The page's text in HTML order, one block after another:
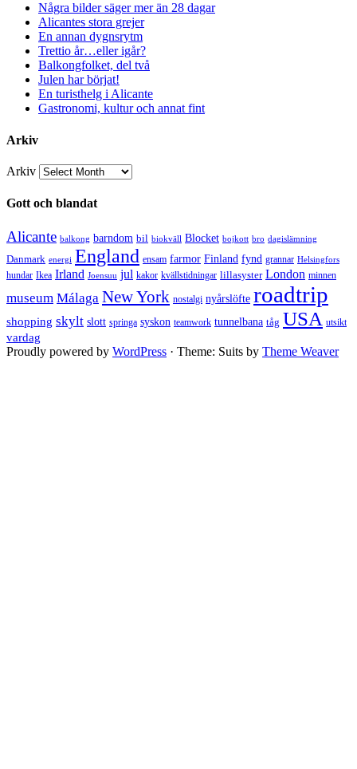
Några bilder säger mer än 28 dagar
Alicantes stora grejer
En annan dygnsrytm
Trettio år…eller igår?
Balkongfolket, del två
Julen har börjat!
En turisthelg i Alicante
Gastronomi, kultur och annat fint
Arkiv
Arkiv
Gott och blandat
Alicante balkong barndom bil biokväll Blocket bojkott bro dagislämning
Danmark energi England ensam farmor Finland fynd grannar Helsingfors
hundar Ikea Irland Joensuu jul kakor kvällstidningar lillasyster London minnen
museum Málaga New York nostalgi nyårslöfte roadtrip
shopping skylt slott springa syskon teamwork tunnelbana tåg USA utsikt
vardag
Proudly powered by WordPress · Theme: Suits by Theme Weaver